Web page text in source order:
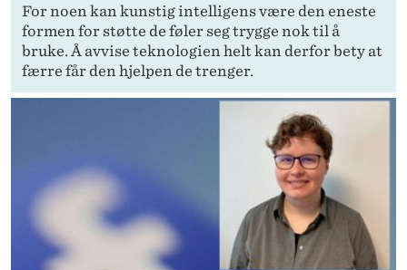
For noen kan kunstig intelligens være den eneste
formen for støtte de føler seg trygge nok til å
bruke. Å avvise teknologien helt kan derfor bety at
færre får den hjelpen de trenger.